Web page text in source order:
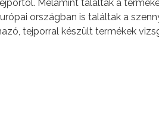
Melamint találtak a
országban is találtak a
tejporral készült termékek